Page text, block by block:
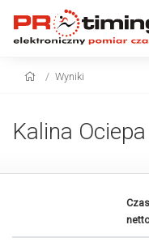
Wyniki
Kalina Ociepa
Czas